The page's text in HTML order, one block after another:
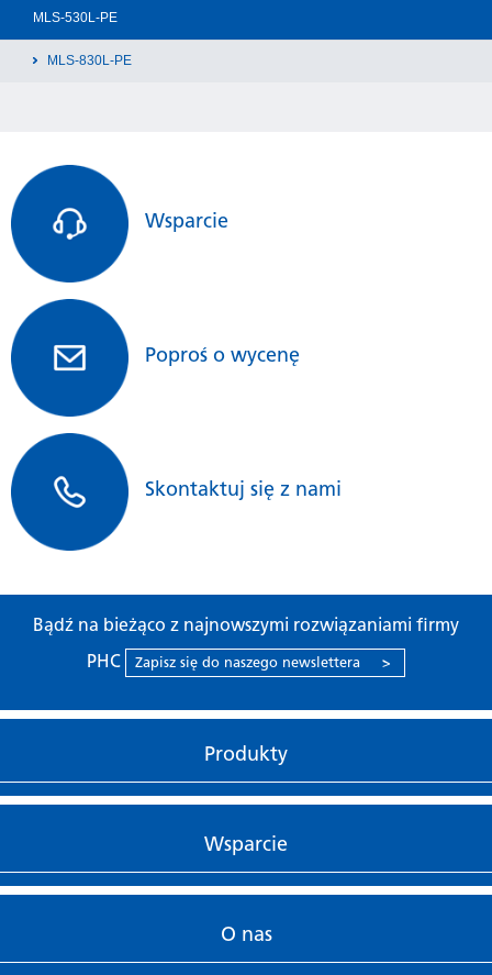
Mikroprocesor monitoruje i kontroluje temperaturę pary
w komorze, zapewniając jej utrzymanie w zakresie od 105°C do
135°C. Temperaturę i czas sterylizacji można łatwo dostosować
Mają zastosowanie w służbie zdrowia i placówkach naukowo-
badawczych, np. do sterylizacji wyposażenia laboratoryjnego,
podłoży hodowlanych i cieczy uszczelniającej lub preparatów.
Oprócz wersji 50-litrowej autoklaw ten dostępny jest również
w wersji80-litrowej (MLS-830L-PE)
Poproś o wycenę
Kontrola temperatury
Alarmy dźwiękowe i wizualne zwiększają bezpieczeństwo
użytkownika. Brzęczyk informuje użytkownika o zakończeniu
cyklu sterylizacji, aby można było wyjąć przedmioty z autoklawu.
MLS-530L-PE
MLS-830L-PE
Wsparcie
Poproś o wycenę
Skontaktuj się z nami
Bądź na bieżąco z najnowszymi rozwiązaniami firmy
PHC
Zapisz się do naszego newslettera >
Produkty
Wsparcie
O nas